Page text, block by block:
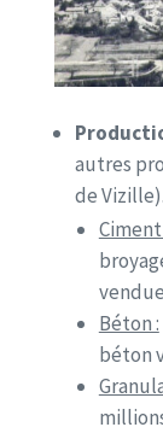
autres
de Vizille).
Ciment
Béton :
béton